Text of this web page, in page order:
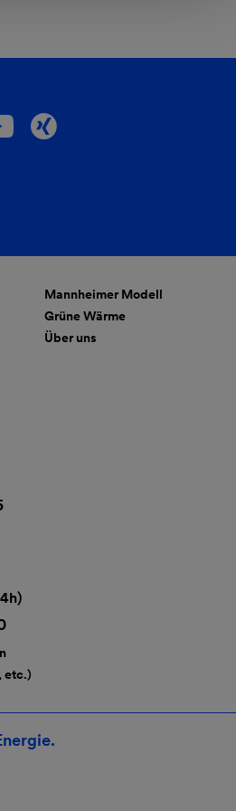
Mannheimer Modell
Grüne Wärme
Über uns
etc.)